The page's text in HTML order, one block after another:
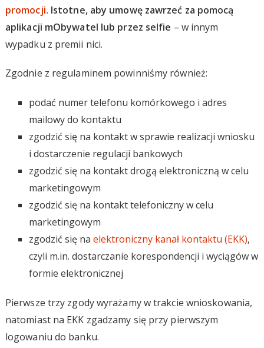
promocji. Istotne, aby umowę zawrzeć za pomocą
aplikacji mObywatel lub przez selfie – w innym
wypadku z premii nici.
Zgodnie z regulaminem powinniśmy również:
podać numer telefonu komórkowego i adres
mailowy do kontaktu
zgodzić się na kontakt w sprawie realizacji wniosku
i dostarczenie regulacji bankowych
zgodzić się na kontakt drogą elektroniczną w celu
marketingowym
zgodzić się na kontakt telefoniczny w celu
marketingowym
zgodzić się na elektroniczny kanał kontaktu (EKK),
czyli m.in. dostarczanie korespondencji i wyciągów w
formie elektronicznej
Pierwsze trzy zgody wyrażamy w trakcie wnioskowania,
natomiast na EKK zgadzamy się przy pierwszym
logowaniu do banku.